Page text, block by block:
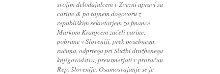
svojim delodajalcem v Zvezni upravi za
carine & po tajnem dogovoru z
republiškim sekretarjem za finance
Markom Kranjcem začeli carine,
pobrane v Sloveniji, prek posebnega
računa, odprtega pri Službi družbenega
knjigovodstva, preusmerjati v proračun
Rep. Slovenije. Osamosvajanje se je